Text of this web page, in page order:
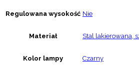
Regulowana wysokość Nie
Materiał Stal lakierowana,
Kolor lampy Czarny